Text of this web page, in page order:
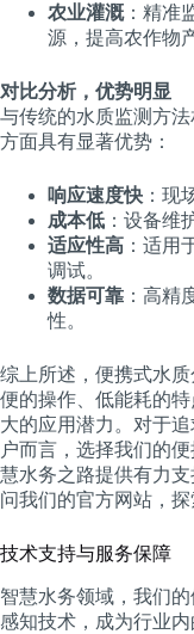
农业灌溉：精准
源，提高农作物
对比分析，优势明显
与传统的水质监测方
方面具有显著优势：
响应速度快 ：现
成本低 ：设备维
适应性高 ：适用
调试。
数据可靠 ：高精
性。
综上所述，便携式水
便的操作、低能耗的
大的应用潜力。对于
户而言，选择我们的
慧水务之路提供有力
问我们的官方网站，探
技术支持与服务保障
智慧水务领域，我们
感知技术，成为行业